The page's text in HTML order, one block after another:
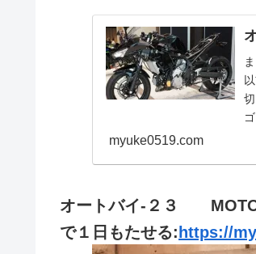
myuke0519.com
オートバイ-２３ MOTO
で１日もたせる: https://